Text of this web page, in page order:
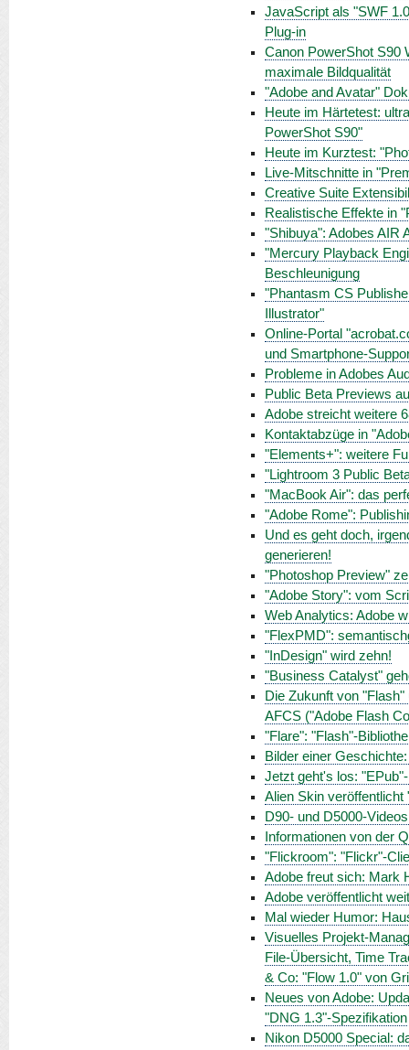
JavaScript als "SWF
Plug-in
Canon PowerShot S90
maximale Bildqualität
"Adobe and Avatar"
Heute im Härtetest:
PowerShot S90"
Heute im Kurztest:
Live-Mitschnitte in
Creative Suite
Realistische Effekte in
"Shibuya": Adobes AIR
"Mercury Playback
Beschleunigung
"Phantasm CS
Illustrator"
Online-Portal
und Smartphone-
Probleme in Adobes
Public Beta Previews
Adobe streicht weitere
Kontaktabzüge in
"Elements+": weitere
"Lightroom 3 Public
"MacBook Air": das
"Adobe Rome":
Und es geht doch,
generieren!
"Photoshop Preview"
"Adobe Story": vom
Web Analytics: Adobe
"FlexPMD":
"InDesign" wird zehn!
"Business Catalyst"
Die Zukunft von
AFCS ("Adobe Flash
"Flare": "Flash"-
Bilder einer
Jetzt geht's los:
Alien Skin veröffentlicht
D90- und D5000-
Informationen von der
"Flickroom": "Flickr"-
Adobe freut sich: Mark
Adobe veröffentlicht
Mal wieder Humor:
Visuelles Projekt-
File-Übersicht, Time
& Co: "Flow 1.0" von
Neues von Adobe:
"DNG 1.3"-Spezifikation
Nikon D5000 Special: